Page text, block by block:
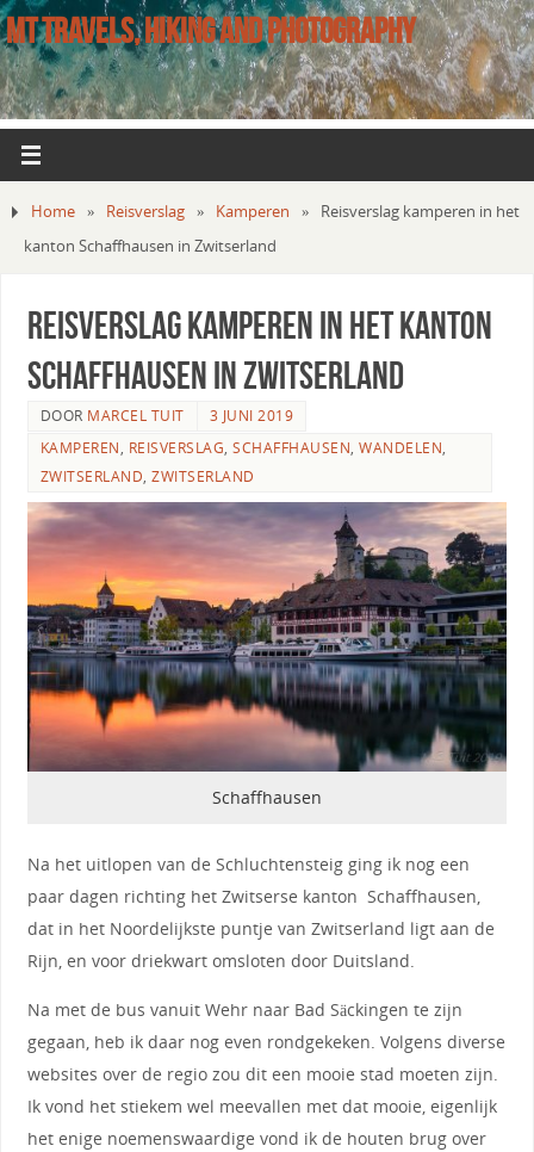
MT TRAVELS, HIKING AND PHOTOGRAPHY
Home » Reisverslag » Kamperen »
Reisverslag kamperen in het
kanton Schaffhausen in Zwitserland
Reisverslag kamperen in het kanton
Schaffhausen in Zwitserland
DOOR MARCEL TUIT
3 JUNI 2019
KAMPEREN, REISVERSLAG,SCHAFFHAUSEN,WANDELEN,
ZWITSERLAND,ZWITSERLAND
Schaffhausen
Na het uitlopen van de Schluchtensteig ging ik nog een
paar dagen richting het Zwitserse kanton Schaffhausen,
dat in het Noordelijkste puntje van Zwitserland ligt aan de
Rijn, en voor driekwart omsloten door Duitsland.
Na met de bus vanuit Wehr naar Bad Säckingen te zijn
gegaan, heb ik daar nog even rondgekeken. Volgens diverse
websites over de regio zou dit een mooie stad moeten zijn.
Ik vond het stiekem wel meevallen met dat mooie, eigenlijk
het enige noemenswaardige vond ik de houten brug over